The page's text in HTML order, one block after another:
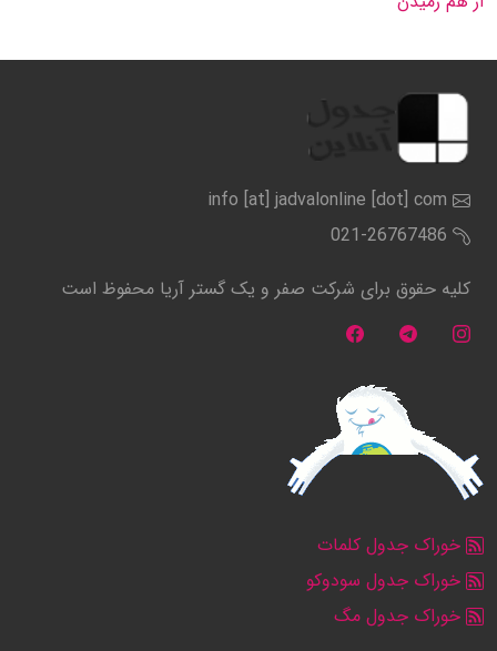
info [at] jadvalonline [dot] com
021-26767486
کلیه حقوق برای شرکت صفر و یک گستر آریا محفوظ است
خوراک جدول کلمات
خوراک جدول سودوکو
خوراک جدول مگ